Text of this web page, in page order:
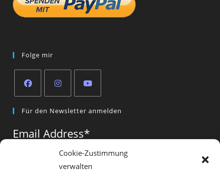
Cookie-Zustimmung
verwalten
Folge mir
in
new
in
new
in
new
tab
Für den Newsletter anmelden
Email Address*